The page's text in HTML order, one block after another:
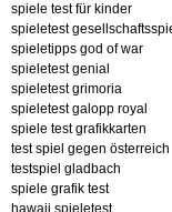
spiele test für kinder
spieletest
spieletipps god of war
spieletest genial
spieletest grimoria
spieletest galopp royal
spiele test grafikkarten
test spiel gegen österreich
testspiel gladbach
spiele grafik test
hawaii spieletest